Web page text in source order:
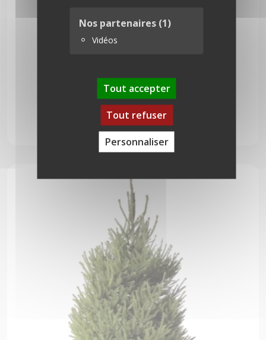
Nos partenaires (1)
Vidéos
Tout accepter
Tout refuser
Personnaliser
Nordmann 350 cm
299,00€